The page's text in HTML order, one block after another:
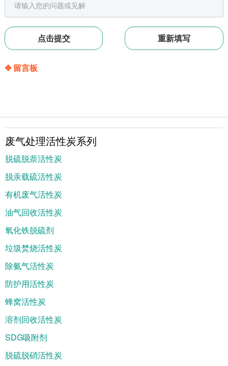
✥ 留言板
废气处理活性炭系列
脱硫脱萘活性炭
脱汞载硫活性炭
有机废气活性炭
油气回收活性炭
氧化铁脱硫剂
垃圾焚烧活性炭
除氨气活性炭
防护用活性炭
蜂窝活性炭
溶剂回收活性炭
SDG吸附剂
脱硫脱硝活性炭